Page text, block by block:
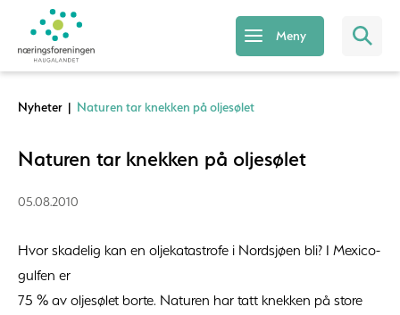
Meny
Nyheter | Naturen tar knekken på oljesølet
Naturen tar knekken på oljesølet
05.08.2010
Hvor skadelig kan en oljekatastrofe i Nordsjøen bli? I Mexico-
gulfen er
75 % av oljesølet borte. Naturen har tatt knekken på store